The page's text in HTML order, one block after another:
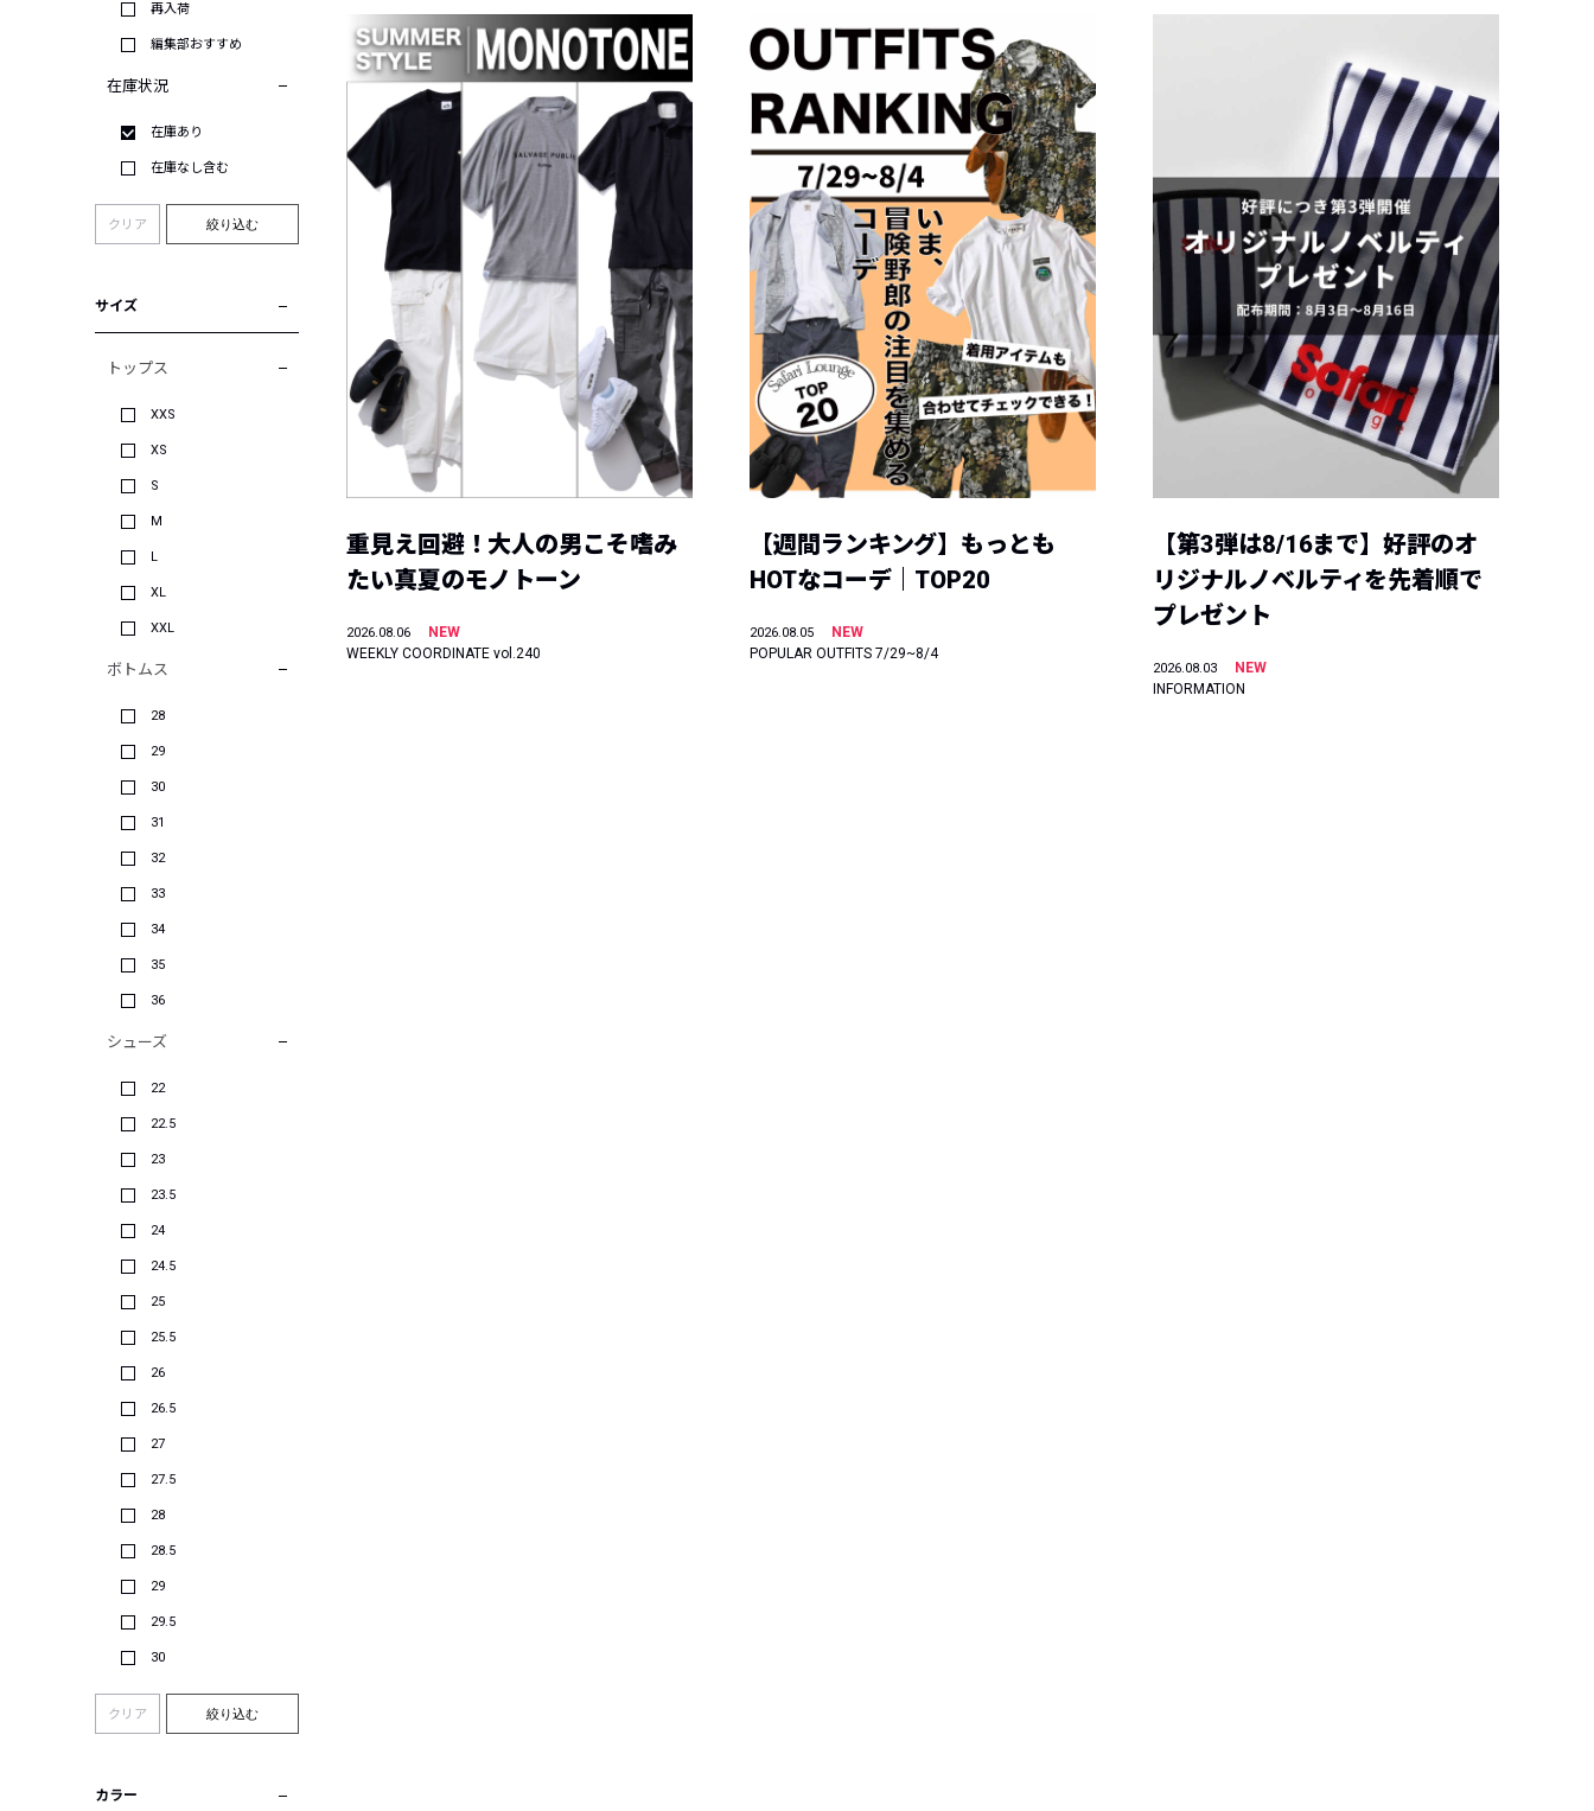
再入荷
編集部おすすめ
在庫状況
在庫あり
在庫なし含む
クリア 絞り込む
サイズ
トップス
XXS
XS
S
M
L
XL
XXL
ボトムス
28
29
30
31
32
33
34
35
36
シューズ
22
22.5
23
23.5
24
24.5
25
25.5
26
26.5
27
27.5
28
28.5
29
29.5
30
クリア 絞り込む
カラー
重見え回避！大人の男こそ嗜み
たい真夏のモノトーン
2026.08.06
NEW
WEEKLY COORDINATE vol.240
【週間ランキング】もっとも
HOTなコーデ｜TOP20
2026.08.05
NEW
POPULAR OUTFITS 7/29~8/4
【第3弾は8/16まで】好評のオ
リジナルノベルティを先着順で
プレゼント
2026.08.03
NEW
INFORMATION